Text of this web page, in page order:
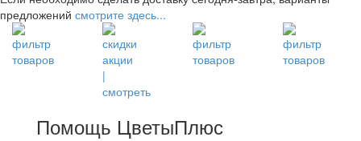
предложений смотрите здесь...
Помощь ЦветыПлюс